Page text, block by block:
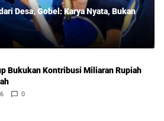
Desa, Gobel: Karya Nyata, Bukan
Bukukan Kontribusi Miliaran Rupiah
0